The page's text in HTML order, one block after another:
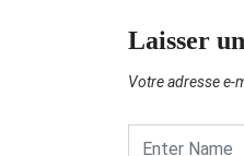
Laisser
Votre adresse e-